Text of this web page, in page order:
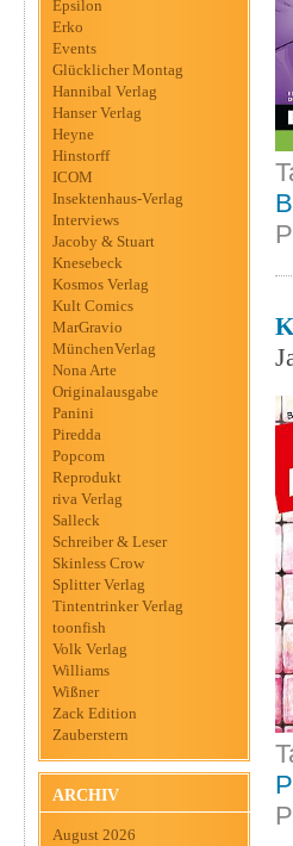
Epsilon
Erko
Events
Glücklicher Montag
Hannibal Verlag
Hanser Verlag
Heyne
Hinstorff
ICOM
Insektenhaus-Verlag
Interviews
Jacoby & Stuart
Knesebeck
Kosmos Verlag
Kult Comics
MarGravio
MünchenVerlag
Nona Arte
Originalausgabe
Panini
Piredda
Popcom
Reprodukt
riva Verlag
Salleck
Schreiber & Leser
Skinless Crow
Splitter Verlag
Tintentrinker Verlag
toonfish
Volk Verlag
Williams
Wißner
Zack Edition
Zauberstern
ARCHIV
August 2026